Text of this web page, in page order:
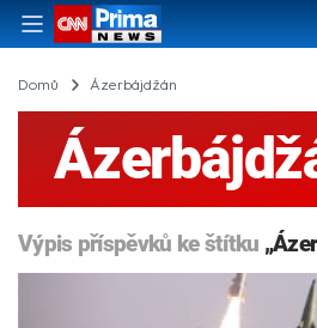
Domů Ázerbájdžán
Výpis příspěvků ke štítku